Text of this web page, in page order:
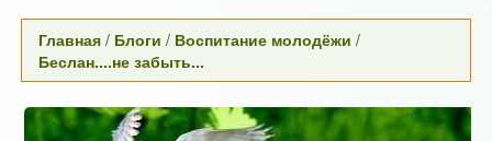
Главная / Блоги / Воспитание молодёжи /
Беслан....не забыть...